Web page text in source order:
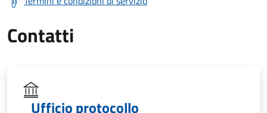
Contatti
Ufficio protocollo